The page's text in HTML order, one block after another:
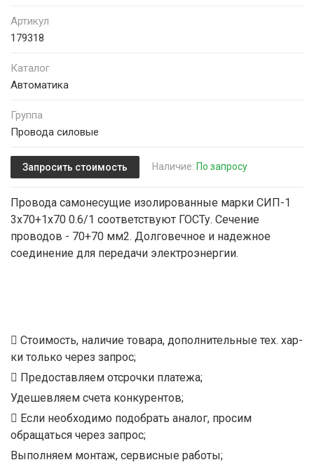
Артикул
179318
Каталог
Автоматика
Группа
Провода силовые
Запросить стоимость Наличие: По запросу
Провода самонесущие изолированные марки СИП-1
3х70+1х70 0.6/1 соответствуют ГОСТу. Сечение
проводов - 70+70 мм2. Долговечное и надежное
соединение для передачи электроэнергии.
Стоимость, наличие товара, дополнительные тех. хар-
ки только через запрос;
Предоставляем отсрочки платежа;
Удешевляем счета конкурентов;
Если необходимо подобрать аналог, просим
обращаться через запрос;
Выполняем монтаж, сервисные работы;